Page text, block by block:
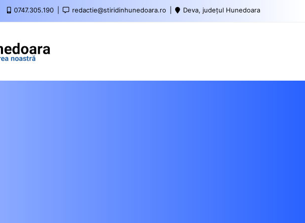
0747.305.190 redactie@stiridinhunedoara.ro Deva, județul Hunedoara